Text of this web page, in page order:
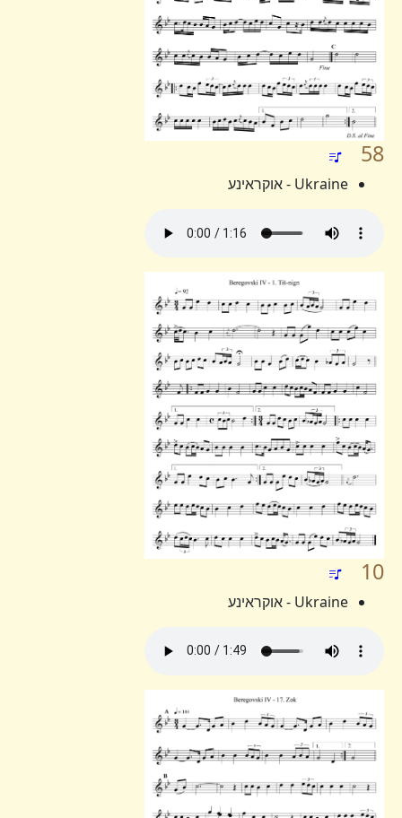
58
Ukraine - אוקראינע
10
Ukraine - אוקראינע